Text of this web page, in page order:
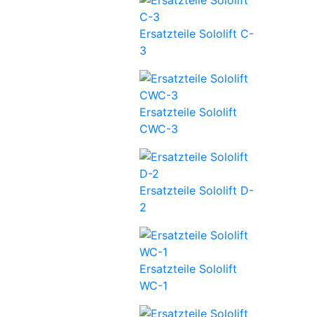
Ersatzteile Sololift C-
3
Ersatzteile Sololift
CWC-3
Ersatzteile Sololift D-
2
Ersatzteile Sololift
WC-1